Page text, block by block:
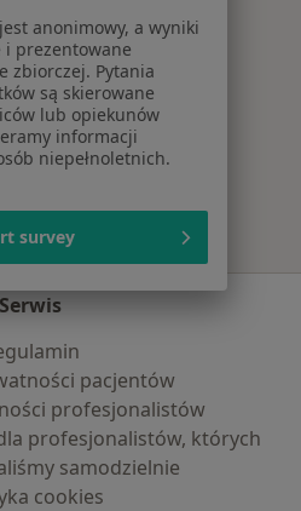
Zdrowie w Krakowie
Zdrowia w Krakowie
Najpopularniejsze
Serwis
pacjentów
profesjonalistów
profesjonalistów, których
samodzielnie
cookies
anonimowy, a wyniki
i prezentowane
zbiorczej. Pytania
są skierowane
lub opiekunów
informacji
niepełnoletnich.
survey